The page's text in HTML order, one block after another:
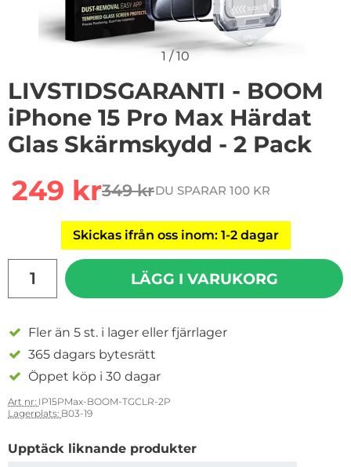
1 /10
LIVSTIDSGARANTI - BOOM
iPhone 15 Pro Max Härdat
Glas Skärmskydd - 2 Pack
rea pris
249 krtidigare pris
349 krDU SPARAR 100 KR
Skickas ifrån oss inom: 1-2 dagar
LÄGG I VARUKORG
Fler än 5 st. i lager eller fjärrlager
365 dagars bytesrätt
Öppet köp i 30 dagar
Art nr: IP15PMax-BOOM-TGCLR-2P
Lagerplats: B03-19
Upptäck liknande produkter